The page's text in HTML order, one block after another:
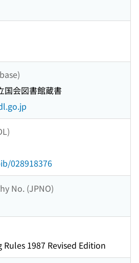
国会図書館蔵書
028918376
No. (JPNO)
1987 Revised Edition